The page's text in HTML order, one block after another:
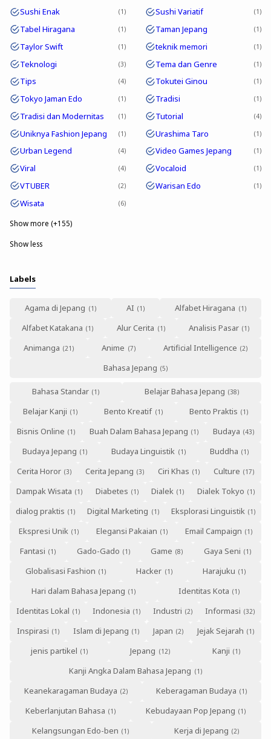
Sushi Enak 1 Sushi Variatif 1
Tabel Hiragana 1 Taman Jepang 1
Taylor Swift 1 teknik memori 1
Teknologi 3 Tema dan Genre 1
Tips 4 Tokutei Ginou 1
Tokyo Jaman Edo 1 Tradisi 1
Tradisi dan Modernitas 1 Tutorial 4
Uniknya Fashion Jepang 1 Urashima Taro 1
Urban Legend 4 Video Games Jepang 1
Viral 4 Vocaloid 1
VTUBER 2 Warisan Edo 1
Wisata 6
Show more (+155)
Show less
Labels
Agama di Jepang AI
Alfabet Hiragana
Alfabet Katakana
Alur Cerita
Analisis Pasar
Animanga
Anime
Artificial Intelligence
Bahasa Jepang
Bahasa Standar
Belajar Bahasa Jepang
Belajar Kanji
Bento Kreatif
Bento Praktis
Bisnis Online
Buah Dalam Bahasa Jepang
Budaya
Budaya Jepang
Budaya Linguistik
Buddha
Cerita Horor
Cerita Jepang Ciri Khas
Culture
Dampak Wisata
Diabetes Dialek
Dialek Tokyo
dialog praktis
Digital Marketing
Eksplorasi Linguistik
Ekspresi Unik
Elegansi Pakaian
Email Campaign
Fantasi
Gado-Gado Game
Gaya Seni
Globalisasi Fashion
Hacker
Harajuku
Hari dalam Bahasa Jepang
Identitas Kota
Identitas Lokal
Indonesia Industri
Informasi
Inspirasi
Islam di Jepang Japan
Jejak Sejarah
jenis partikel
Jepang
Kanji
Kanji Angka Dalam Bahasa Jepang
Keanekaragaman Budaya
Keberagaman Budaya
Keberlanjutan Bahasa
Kebudayaan Pop Jepang
Kelangsungan Edo-ben
Kerja di Jepang